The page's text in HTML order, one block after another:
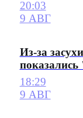
20:03
9 АВГ
Из-за
18:29
9 АВГ